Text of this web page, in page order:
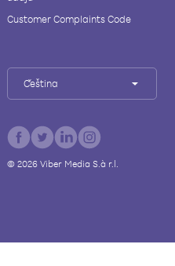
Customer Complaints Code
Čeština
© 2026Viber Media S.à r.l.